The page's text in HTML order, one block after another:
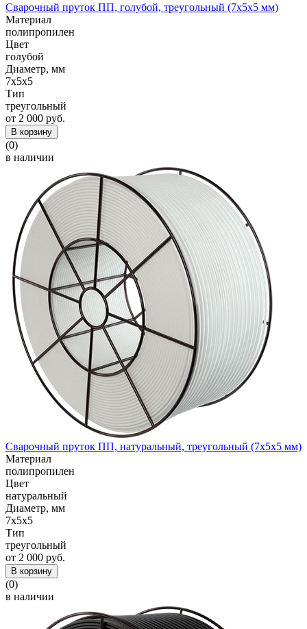
Сварочный пруток ПП, голубой, треугольный (7x5x5 мм)
Материал
полипропилен
Цвет
голубой
Диаметр, мм
7x5x5
Тип
треугольный
от 2 000 руб.
В корзину
(0)
в наличии
Сварочный пруток ПП, натуральный, треугольный (7x5x5 мм)
Материал
полипропилен
Цвет
натуральный
Диаметр, мм
7x5x5
Тип
треугольный
от 2 000 руб.
В корзину
(0)
в наличии